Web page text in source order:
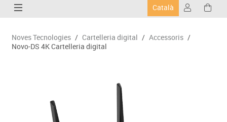
Català
Noves Tecnologies / Cartelleria digital / Accessoris /
Novo-DS 4K Cartelleria digital